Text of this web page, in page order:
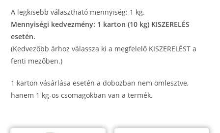
A legkisebb választható mennyiség: 1 kg.
Mennyiségi kedvezmény: 1 karton (10 kg) KISZERELÉS
esetén.
(Kedvezőbb árhoz válassza ki a megfelelő KISZERELÉST a
fenti mezőben.)
1 karton vásárlása esetén a dobozban nem ömlesztve,
hanem 1 kg-os csomagokban van a termék.